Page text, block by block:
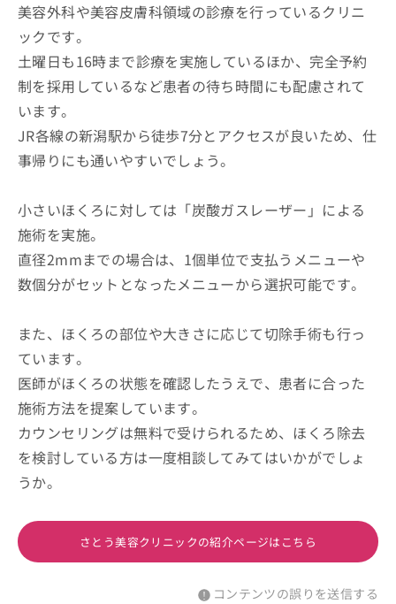
美容外科や美容皮膚科領域の診療を行っているクリニ
ックです。
土曜日も16時まで診療を実施しているほか、完全予約
制を採用しているなど患者の待ち時間にも配慮されて
います。
JR各線の新潟駅から徒歩7分とアクセスが良いため、仕
事帰りにも通いやすいでしょう。
小さいほくろに対しては「炭酸ガスレーザー」による
施術を実施。
直径2mmまでの場合は、1個単位で支払うメニューや
数個分がセットとなったメニューから選択可能です。
また、ほくろの部位や大きさに応じて切除手術も行っ
ています。
医師がほくろの状態を確認したうえで、患者に合った
施術方法を提案しています。
カウンセリングは無料で受けられるため、ほくろ除去
を検討している方は一度相談してみてはいかがでしょ
うか。
さとう美容クリニックの紹介ページはこちら
コンテンツの誤りを送信する